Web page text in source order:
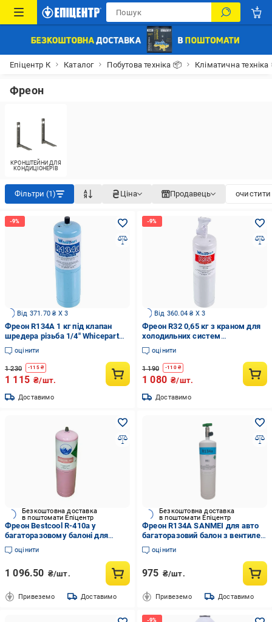
Епіцентр К Каталог Побутова техніка 📦 Кліматична
Фреон
КРОНШТЕЙНИ ДЛЯ
КОНДИЦІОНЕРІВ
Фільтри (1) Ціна Продавець очистити
Від 371.70 ₴ X 3
Фреон R134A 1 кг під клапан
шредера різьба 1/4" Whicepart
(00000061846)
оцінити
1 230 -115₴
1 115 ₴/шт.
Доставимо
Від 360.04 ₴ X 3
Фреон R32 0,65 кг з краном для
холодильних систем
Холодоагент HFC-32
(00000043393)
оцінити
1 190 -110₴
1 080 ₴/шт.
Доставимо
Безкоштовна доставка
в поштомати Епіцентр
Фреон Bestcool R-410a у
багаторазовому балоні для
кондиціонерів 0,65 кг
оцінити
1 096.50 ₴/шт.
Привеземо Доставимо
Безкоштовна доставка
в поштомати Епіцентр
Фреон R134А SANMEI для авто
багаторазовий балон з вентилем
0,9 кг
оцінити
975 ₴/шт.
Привеземо Доставимо